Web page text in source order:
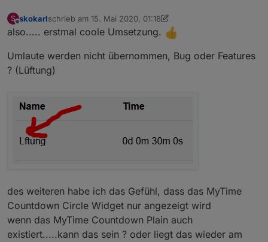
S skokarlschrieb am 15. Mai 2020, 01:18
zuletzt editiert von skokarl
also..... erstmal coole Umsetzung.
Umlaute werden nicht übernommen, Bug oder Features
? (Lüftung)
des weiteren habe ich das Gefühl, dass das MyTime
Countdown Circle Widget nur angezeigt wird
wenn das MyTime Countdown Plain auch
existiert.....kann das sein ? oder liegt das wieder am